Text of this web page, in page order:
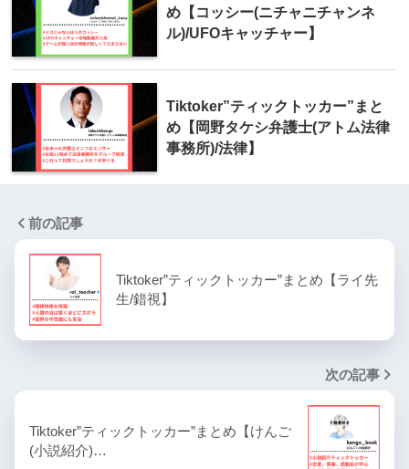
め【コッシー(ニチャニチャンネ
ル)/UFOキャッチャー】
Tiktoker”ティックトッカー”まと
め【岡野タケシ弁護士(アトム法律
事務所)/法律】
前の記事
Tiktoker”ティックトッカー”まとめ【ライ先
生/錯視】
次の記事
Tiktoker”ティックトッカー”まとめ【けんご
(小説紹介)…